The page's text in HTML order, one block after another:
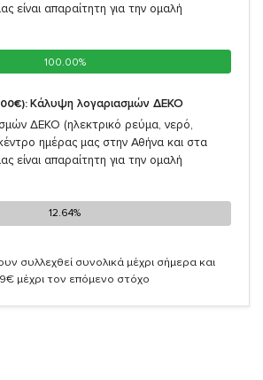
είναι απαραίτητη για την ομαλή
100.00%
100.00%
Κάλυψη λογαριασμών ΔΕΚΟ
ΔΕΚΟ (ηλεκτρικό ρεύμα, νερό,
ημέρας μας στην Αθήνα και στα
είναι απαραίτητη για την ομαλή
12.64%
12.64%
συλλεχθεί συνολικά μέχρι σήμερα και
μέχρι τον επόμενο στόχο